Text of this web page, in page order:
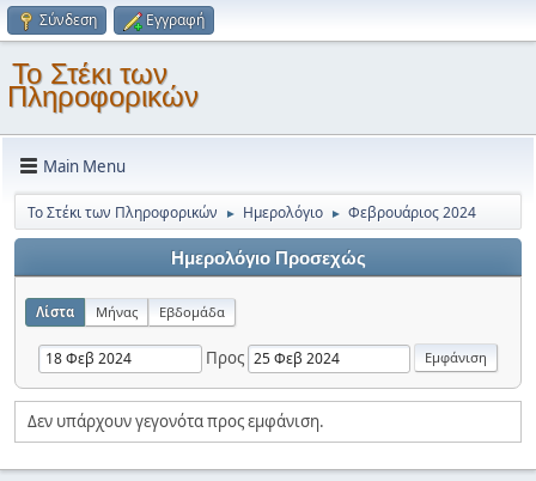
Σύνδεση Εγγραφή
Το Στέκι των
Πληροφορικών
Main Menu
Το Στέκι των Πληροφορικών ► Ημερολόγιο ► Φεβρουάριος 2024
Ημερολόγιο Προσεχώς
Λίστα Μήνας Εβδομάδα
Προς
Δεν υπάρχουν γεγονότα προς εμφάνιση.